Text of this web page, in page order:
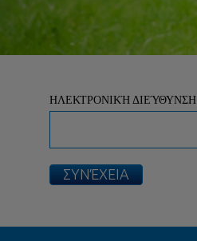
ΗΛΕΚΤΡΟΝΙΚΉ ΔΙΕΎΘΥΝΣΗ